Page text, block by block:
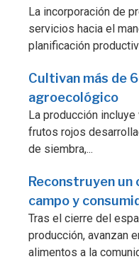
La incorporación de
servicios hacia el
planificación
Cultivan más de
agroecológico
La producción
frutos rojos
de siembra,...
Reconstruyen
campo y
Tras el cierre del
producción, avanzan
alimentos a la